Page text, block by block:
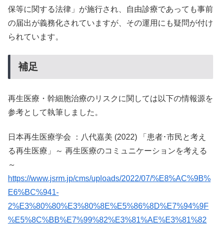
保等に関する法律」が施行され、自由診療であっても事前
の届出が義務化されていますが、その運用にも疑問が付け
られています。
補足
再生医療・幹細胞治療のリスクに関しては以下の情報源を
参考として執筆しました。
日本再生医療学会 ：八代嘉美 (2022) 「患者･市民と考え
る再生医療」～ 再生医療のコミュニケーションを考える
～
https://www.jsrm.jp/cms/uploads/2022/07/%E8%AC%9B%
E6%BC%941-
2%E3%80%80%E3%80%8E%E5%86%8D%E7%94%9F
%E5%8C%BB%E7%99%82%E3%81%AE%E3%81%82